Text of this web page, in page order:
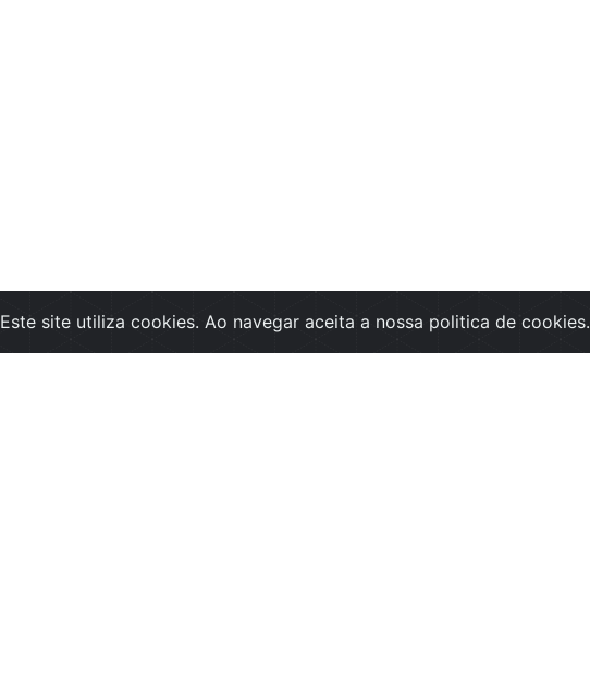
Este site utiliza cookies. Ao navegar aceita a nossa politica de cookies.